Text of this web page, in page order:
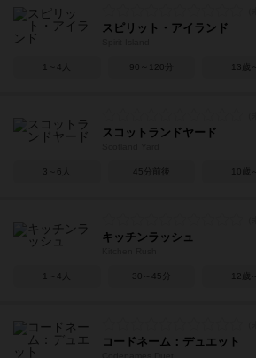
スピリット・アイランド
1～4人 90～120分 13歳～
スコットランドヤード
3～6人 45分前後 10歳～
キッチンラッシュ
1～4人 30～45分 12歳～
コードネーム：デュエット